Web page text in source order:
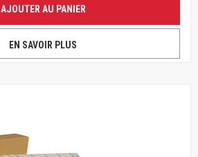
AJOUTER AU PANIER
EN SAVOIR PLUS